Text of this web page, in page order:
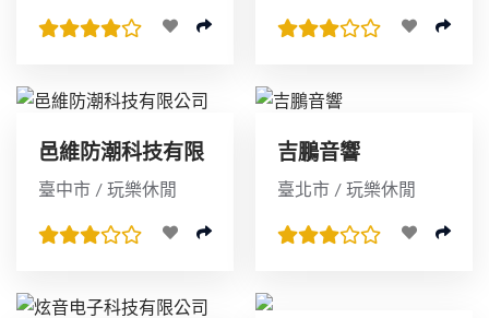
邑維防潮科技有限
公司
臺中市 / 玩樂休閒
吉鵬音響
臺北市 / 玩樂休閒